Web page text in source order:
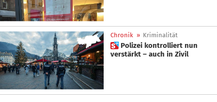
Chronik » Kriminalität
 Polizei kontrolliert nun
verstärkt – auch in Zivil